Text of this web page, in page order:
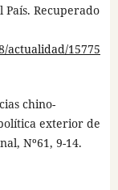
Recuperado
actualidad/15775
chino-
exterior de
Nº61, 9-14.